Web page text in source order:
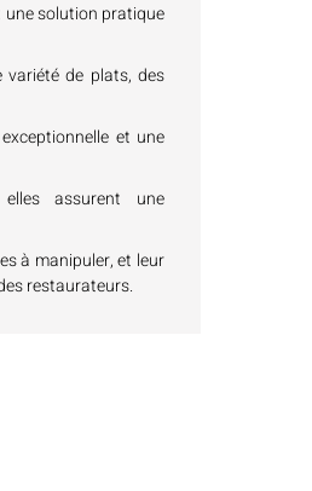
solution pratique
variété de plats, des
et une
assurent une
à manipuler, et leur
restaurateurs.